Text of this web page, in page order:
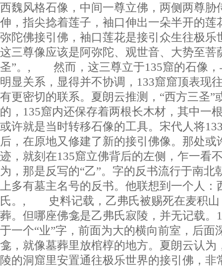
西魏风格石像，中间一尊立佛，两侧两尊胁
伸，指尖捻着莲子，袖口伸出一朵半开的莲
弥陀佛接引佛，袖口莲花是接引众生往极乐
这三尊像应该是阿弥陀、观世音、大势至菩
圣”。, 然而，这三尊立于135窟的石像，
明显关系，显得并不协调，133窟窟顶表现
有更密切的联系。夏朗云推测，“西方三圣”
的，135窟内还保存着两根长木材，其中一
或许就是当时转移石像的工具。宋代人将
后，在原地又修建了新的接引佛像。那处或
迹，就刻在135窟立佛背后的左侧，乍一看
为，那是反写的“乙”。字的反书流行于南北
上多有墓主名号的反书。他联想到一个人：
氏。, 史料记载，乙弗氏被赐死在麦积山
葬。但哪座佛龛是乙弗氏寂陵，并无记载。
于一个“业”字，前面为大的横向前室，后面
龛，就像墓葬里放棺椁的地方。夏朗云认为
陵的洞窟里安置通往极乐世界的接引佛，非